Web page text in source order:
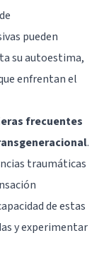
pueden
su autoestima,
enfrentan el
frecuentes
.
traumáticas
de estas
y experimentar